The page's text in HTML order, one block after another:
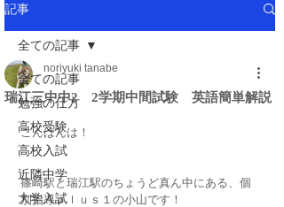
記事
全ての記事
勉強の仕方
高校受験
高校入試
近隣中学
大学入試
全ての記事
瑞江三中中2 2学期中間試験 英語簡単解説
noriyuki tanabe
こんばんは！
篠崎駅と瑞江駅のちょうど真ん中にある、個
別指導ｐｌｕｓ１の小山です！